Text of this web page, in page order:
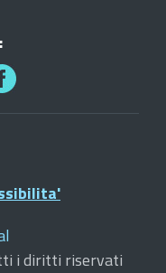
i diritti riservati